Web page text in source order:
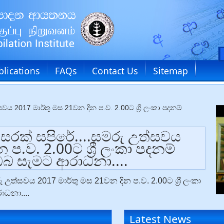
FAQs Contact Us Sitemap
මාර්තු මස 21වන දින ප.ව. 2.00ට ශ්‍රී ලංකා පදනම්
සපිරේ....සමරු උත්සවය
2.00ට ශ්‍රී ලංකා පදනම්
සැමට ආරාධනා....
2017 මාර්තු මස 21වන දින ප.ව. 2.00ට ශ්‍රී ලංකා
Latest News